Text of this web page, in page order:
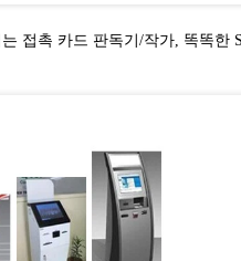
접촉 카드 판독기/작가, 똑똑한